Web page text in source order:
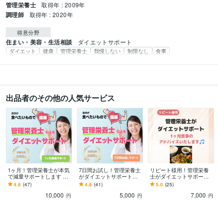
管理栄養士 取得年 : 2009年
調理師 取得年 : 2020年
得意分野
住まい・美容・生活相談 ダイエットサポート
ダイエット 健康 管理栄養士 我慢しない 制限なし 食事
出品者のその他の人気サービス
1ヶ月！管理栄養士が本気
で減量サポートします 自
分が食べたい食事でダイ
エット！マンツーマンお
4.8 (47)
10,000 円
7日間お試し！管理栄養士
がダイエットサポートし
ます 自分が食べたい食事
で痩せる！マンツーマン
の食事アドバイス
4.8 (41)
5,000 円
リピート様用！管理栄養
士がダイエットサポート
します 1ヶ月間のマンツー
マンの食事アドバイス
5.0 (25)
7,000 円